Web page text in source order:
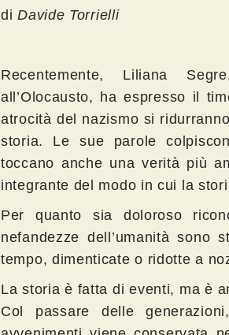
diDavide Torrielli
Recentemente, Liliana
all’Olocausto, ha espresso il
atrocità del nazismo si
storia. Le sue parole
toccano anche una verità più
integrante del modo in cui la
Per quanto sia doloroso
nefandezze dell’umanità sono
tempo, dimenticate o ridotte a
La storia è fatta di eventi, ma è
Col passare delle